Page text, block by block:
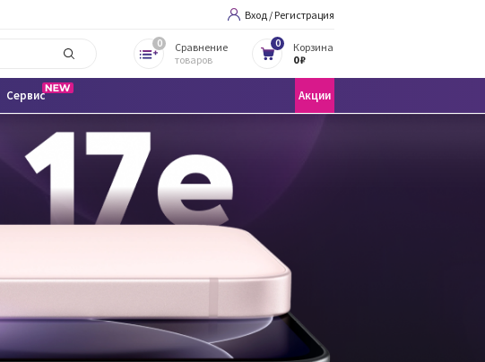
Вход / Регистрация
0
Сравнение
товаров
0
Корзина
0 ₽
Сервис Акции